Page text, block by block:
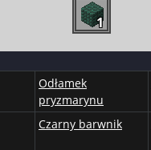
1
Odłamek
pryzmarynu
Czarny barwnik